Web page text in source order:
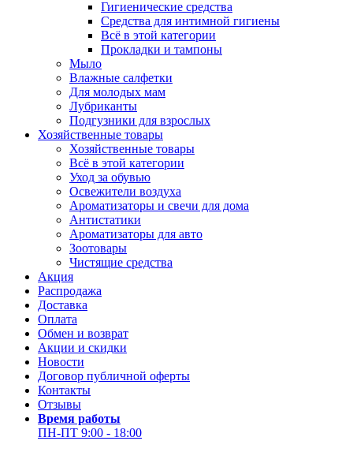
Гигиенические средства
Средства для интимной гигиены
Всё в этой категории
Прокладки и тампоны
Мыло
Влажные салфетки
Для молодых мам
Лубриканты
Подгузники для взрослых
Хозяйственные товары
Хозяйственные товары
Всё в этой категории
Уход за обувью
Освежители воздуха
Ароматизаторы и свечи для дома
Антистатики
Ароматизаторы для авто
Зоотовары
Чистящие средства
Акция
Распродажа
Доставка
Оплата
Обмен и возврат
Акции и скидки
Новости
Договор публичной оферты
Контакты
Отзывы
Время работы
ПН-ПТ 9:00 - 18:00